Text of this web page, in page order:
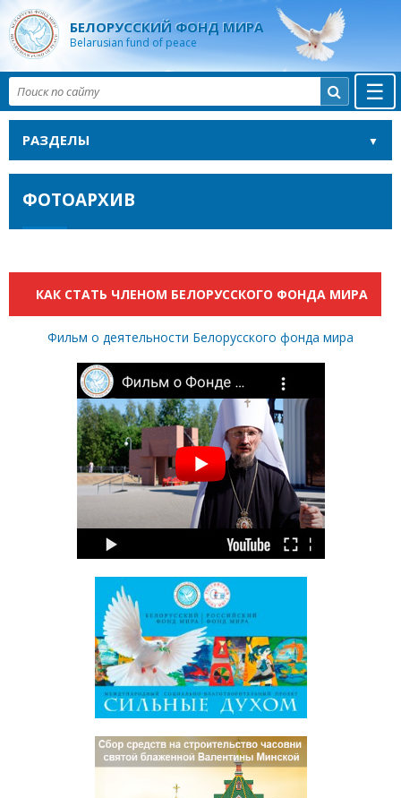
БЕЛОРУССКИЙ ФОНД МИРА
Belarusian fund of peace
☰

РАЗДЕЛЫ
ФОТОАРХИВ
КАК СТАТЬ ЧЛЕНОМ БЕЛОРУССКОГО ФОНДА МИРА
Фильм о деятельности Белорусского фонда мира